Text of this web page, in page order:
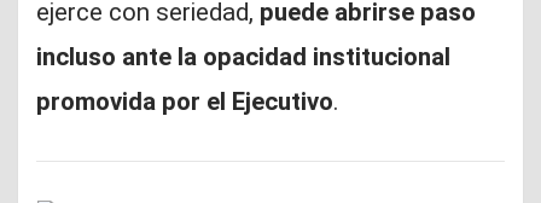
ejerce con seriedad, puede abrirse paso
incluso ante la opacidad institucional
promovida por el Ejecutivo.